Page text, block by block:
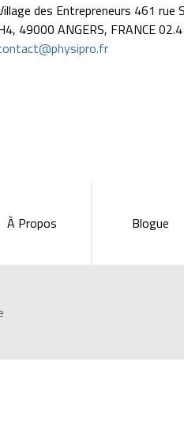
des Entrepreneurs 461 rue
49000 ANGERS, FRANCE
À Propos Blogue